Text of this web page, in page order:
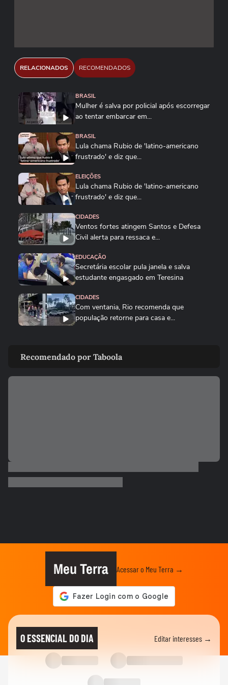
RELACIONADOS RECOMENDADOS
BRASIL
Mulher é salva por policial após escorregar
ao tentar embarcar em...
BRASIL
Lula chama Rubio de 'latino-americano
frustrado' e diz que...
ELEIÇÕES
Lula chama Rubio de 'latino-americano
frustrado' e diz que...
CIDADES
Ventos fortes atingem Santos e Defesa
Civil alerta para ressaca e...
EDUCAÇÃO
Secretária escolar pula janela e salva
estudante engasgado em Teresina
CIDADES
Com ventania, Rio recomenda que
população retorne para casa e...
‘Cenário de guerra’
MUNDO
veículo por policiais...
Sessão da Câmara é interrompida após
briga entre vereadores no...
Foguete da SpaceX atinge a Lua e abre
cratera de quase 20 metros...
Lula diz que liberdade de expressão 'tem
limite' ao sancionar lei...
Recomendado por Taboola
Meu Terra Acessar o Meu Terra →
O ESSENCIAL DO DIA Editar interesses →